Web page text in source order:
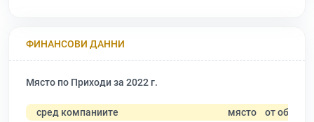
ФИНАНСОВИ ДАННИ
Място по Приходи за 2022 г.
сред компаниите място от общо